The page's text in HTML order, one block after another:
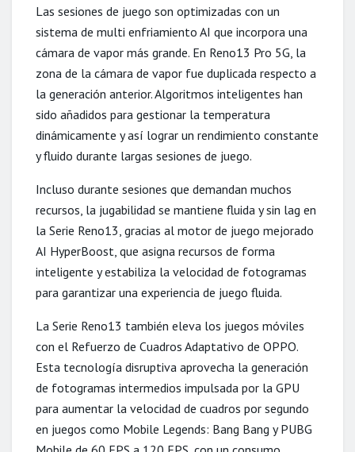
Las sesiones de juego son optimizadas con un
sistema de multi enfriamiento AI que incorpora una
cámara de vapor más grande. En Reno13 Pro 5G, la
zona de la cámara de vapor fue duplicada respecto a
la generación anterior. Algoritmos inteligentes han
sido añadidos para gestionar la temperatura
dinámicamente y así lograr un rendimiento constante
y fluido durante largas sesiones de juego.
Incluso durante sesiones que demandan muchos
recursos, la jugabilidad se mantiene fluida y sin lag en
la Serie Reno13, gracias al motor de juego mejorado
AI HyperBoost, que asigna recursos de forma
inteligente y estabiliza la velocidad de fotogramas
para garantizar una experiencia de juego fluida.
La Serie Reno13 también eleva los juegos móviles
con el Refuerzo de Cuadros Adaptativo de OPPO.
Esta tecnología disruptiva aprovecha la generación
de fotogramas intermedios impulsada por la GPU
para aumentar la velocidad de cuadros por segundo
en juegos como Mobile Legends: Bang Bang y PUBG